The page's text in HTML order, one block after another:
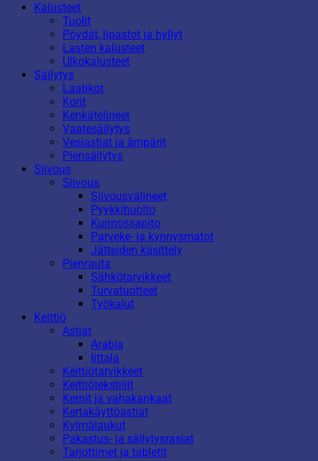
Kalusteet
Tuolit
Pöydät, lipastot ja hyllyt
Lasten kalusteet
Ulkokalusteet
Säilytys
Laatikot
Korit
Kenkätelineet
Vaatesäilytys
Vesiastiat ja ämpärit
Piensäilytys
Siivous
Siivous
Siivousvälineet
Pyykkihuolto
Kunnossapito
Parveke- ja kynnysmatot
Jätteiden käsittely
Pienrauta
Sähkötarvikkeet
Turvatuotteet
Työkalut
Keittiö
Astiat
Arabia
Iittala
Keittiötarvikkeet
Keittiötekstiilit
Kernit ja vahakankaat
Kertakäyttöastiat
Kylmälaukut
Pakastus- ja säilytysrasiat
Tarjottimet ja tabletit